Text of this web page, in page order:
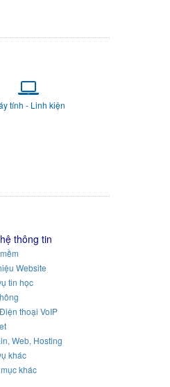
tính - Linh kiện
thông tin
Website
tin học
thoại VoIP
Web, Hosting
khác
khác